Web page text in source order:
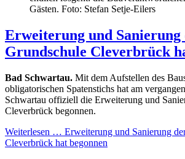
Gästen. Foto: Stefan Setje-Eilers
Erweiterung und Sanierung
Grundschule Cleverbrück
Bad Schwartau. Mit dem Aufstellen des
obligatorischen Spatenstichs hat am
Schwartau offiziell die Erweiterung und
Cleverbrück begonnen.
Weiterlesen … Erweiterung und Sanierung
Cleverbrück hat begonnen